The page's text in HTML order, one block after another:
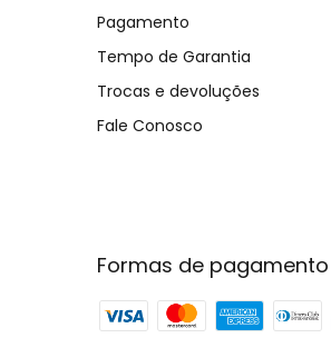
Pagamento
Tempo de Garantia
Trocas e devoluções
Fale Conosco
Formas de pagamento